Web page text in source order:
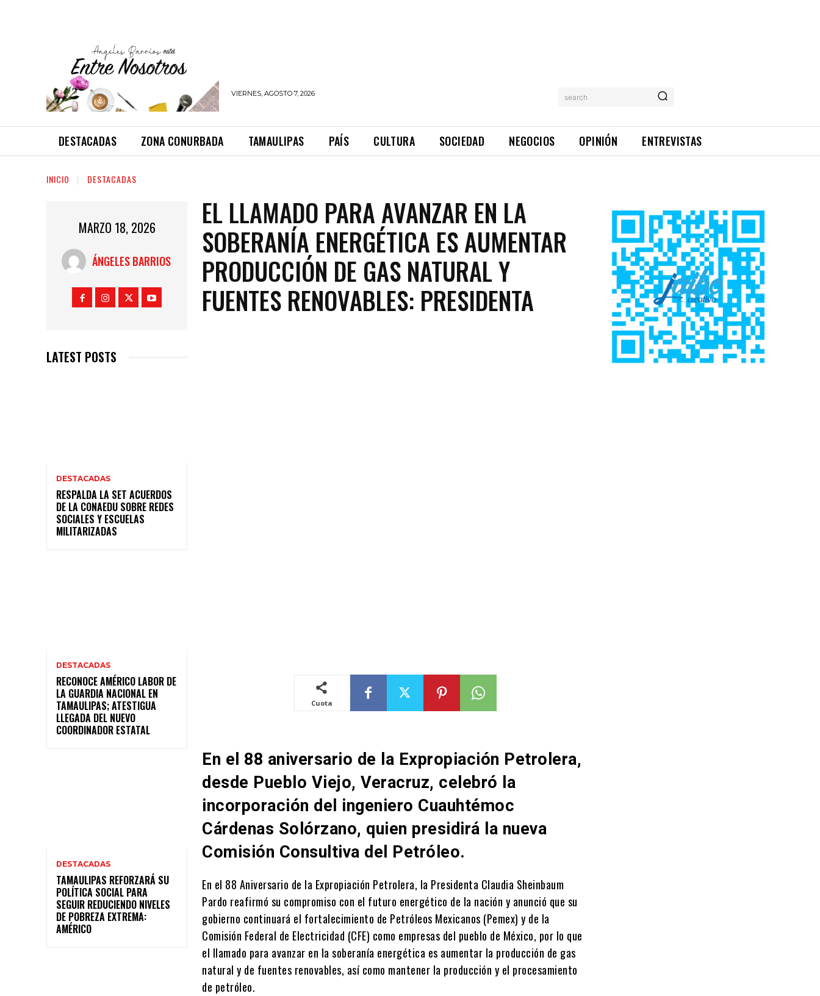
VIERNES, AGOSTO 7, 2026 search
DESTACADAS ZONA CONURBADA TAMAULIPAS PAÍS CULTURA SOCIEDAD NEGOCIOS OPINIÓN ENTREVISTAS
INICIO DESTACADAS
MARZO 18, 2026
ÁNGELES BARRIOS
LATEST POSTS
DESTACADAS
RESPALDA LA SET ACUERDOS
DE LA CONAEDU SOBRE REDES
SOCIALES Y ESCUELAS
MILITARIZADAS
DESTACADAS
RECONOCE AMÉRICO LABOR DE
LA GUARDIA NACIONAL EN
TAMAULIPAS; ATESTIGUA
LLEGADA DEL NUEVO
COORDINADOR ESTATAL
DESTACADAS
TAMAULIPAS REFORZARÁ SU
POLÍTICA SOCIAL PARA
SEGUIR REDUCIENDO NIVELES
DE POBREZA EXTREMA:
AMÉRICO
EL LLAMADO PARA AVANZAR EN LA
SOBERANÍA ENERGÉTICA ES AUMENTAR
PRODUCCIÓN DE GAS NATURAL Y
FUENTES RENOVABLES: PRESIDENTA
Cuota
En el 88 aniversario de la Expropiación Petrolera,
desde Pueblo Viejo, Veracruz, celebró la
incorporación del ingeniero Cuauhtémoc
Cárdenas Solórzano, quien presidirá la nueva
Comisión Consultiva del Petróleo.
En el 88 Aniversario de la Expropiación Petrolera, la Presidenta Claudia Sheinbaum
Pardo reafirmó su compromiso con el futuro energético de la nación y anunció que su
gobierno continuará el fortalecimiento de Petróleos Mexicanos (Pemex) y de la
Comisión Federal de Electricidad (CFE) como empresas del pueblo de México, por lo que
el llamado para avanzar en la soberanía energética es aumentar la producción de gas
natural y de fuentes renovables, así como mantener la producción y el procesamiento
de petróleo.